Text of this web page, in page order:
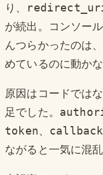
り、
が続出。コンソー
んつらかったのは
めているのに動か
原因はコードでは
足でした。
token、 callback
ながると一気に混乱